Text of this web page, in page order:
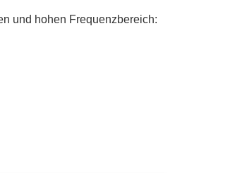
und hohen Frequenzbereich: